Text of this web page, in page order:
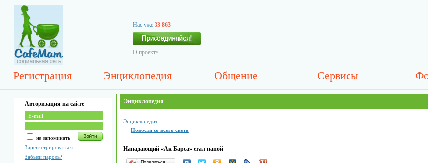
Нас уже 33 863
О проекте
Регистрация Энциклопедия Общение Сервисы
Авторизация на сайте
не запоминать
Зарегистрироваться
Забыли пароль?
Энциклопедия
Энциклопедия
Новости со всего света
Нападающий «Ак Барса» стал папой
Поделиться…